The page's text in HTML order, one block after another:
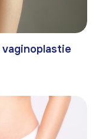
vaginoplastie